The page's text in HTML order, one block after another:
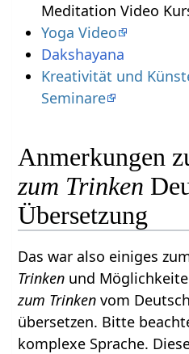
Meditation Video
Yoga Video
Dakshayana
Kreativität und
Seminare
Anmerkungen
zum Trinken
Übersetzung
Das war also einiges
Trinken und
zum Trinkenvom
übersetzen. Bitte
komplexe Sprache.